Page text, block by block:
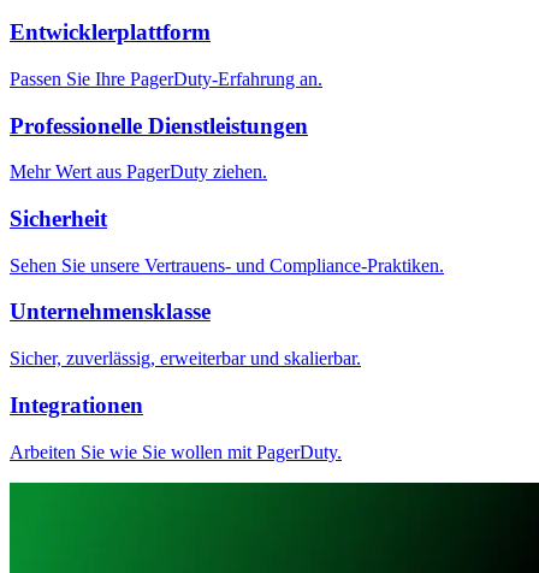
Entwicklerplattform
Passen Sie Ihre PagerDuty-Erfahrung an.
Professionelle Dienstleistungen
Mehr Wert aus PagerDuty ziehen.
Sicherheit
Sehen Sie unsere Vertrauens- und Compliance-Praktiken.
Unternehmensklasse
Sicher, zuverlässig, erweiterbar und skalierbar.
Integrationen
Arbeiten Sie wie Sie wollen mit PagerDuty.